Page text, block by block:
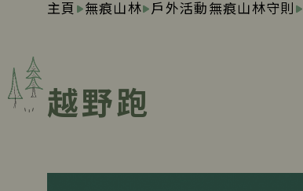
主頁 無痕山林 戶外活動無痕山林守則
越野跑